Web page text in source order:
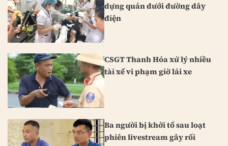
dựng quán dưới đường dây
điện
CSGT Thanh Hóa xử lý nhiều
tài xế vi phạm giờ lái xe
Ba người bị khởi tố sau loạt
phiên livestream gây rối